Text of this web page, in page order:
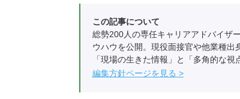
この記事について
総勢200人の専任キャリアアドバイザ
ウハウを公開。現役面接官や他業種出
「現場の生きた情報」と「多角的な
編集方針ページを見る